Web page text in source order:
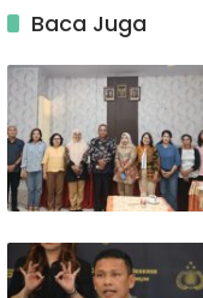
Baca Juga